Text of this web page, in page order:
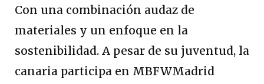
Con una combinación audaz de
materiales y un enfoque en la
sostenibilidad. A pesar de su juventud, la
canaria participa en MBFWMadrid